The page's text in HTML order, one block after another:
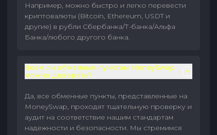
Например, можно быстро и легко перевести
криптовалюты (Bitcoin, Ethereum, USDT и
другие) в рубли Сбербанка/Т-банка/Альфа
Банка/любого другого банка.
Всем ли обменным пунктам MoneySwap
можно доверять?
Да, все обменные пункты, представленные на
MoneySwap, проходят тщательную проверку и
аудит на соответствие нашим стандартам
надежности и безопасности. Мы стремимся